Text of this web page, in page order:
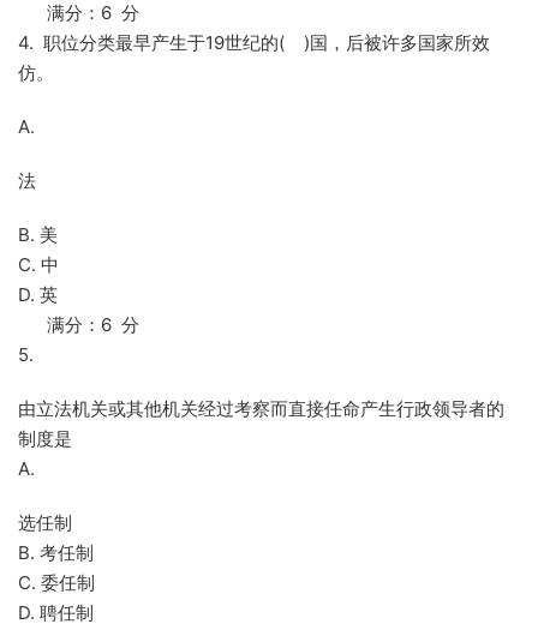
满分：6 分
4. 职位分类最早产生于19世纪的( )国，后被许多国家所效
仿。
A.
法
B. 美
C. 中
D. 英
满分：6 分
5.
由立法机关或其他机关经过考察而直接任命产生行政领导者的
制度是
A.
选任制
B. 考任制
C. 委任制
D. 聘任制